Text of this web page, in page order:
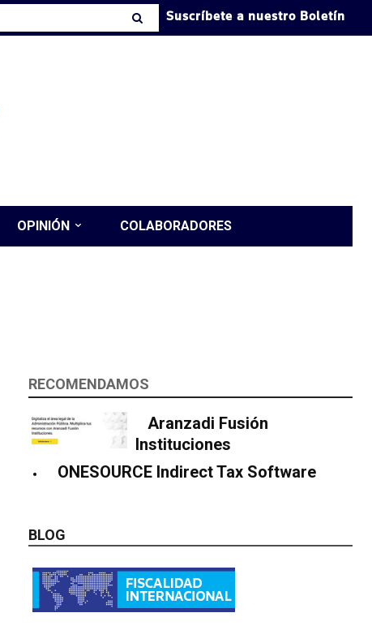
Suscríbete a nuestro Boletín
OPINIÓN COLABORADORES
RECOMENDAMOS
Aranzadi Fusión
Instituciones
ONESOURCE Indirect Tax Software
BLOG